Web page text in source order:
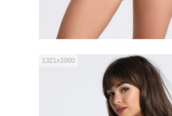
1321x2000